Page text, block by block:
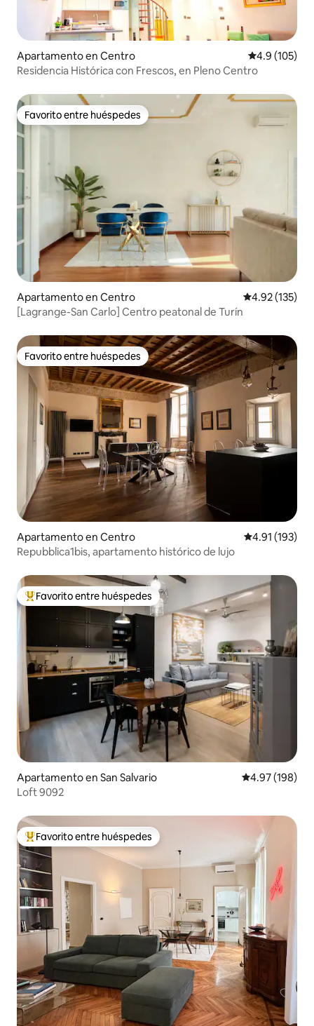
Apartamento en Centro Calificación
4.9 (105)
Residencia Histórica con Frescos, en Pleno Centro
Favorito entre huéspedes
Favorito entre huéspedes
Apartamento en Centro Calificación
4.92 (135)
[Lagrange-San Carlo] Centro peatonal de Turín
Favorito entre huéspedes
Favorito entre huéspedes
Apartamento en Centro Calificación
4.91 (193)
Repubblica1bis, apartamento histórico de lujo
Favorito entre huéspedes preferido
Favorito entre huéspedes
Apartamento en San Salvario Calificación
4.97 (198)
Loft 9092
Favorito entre huéspedes preferido
Favorito entre huéspedes